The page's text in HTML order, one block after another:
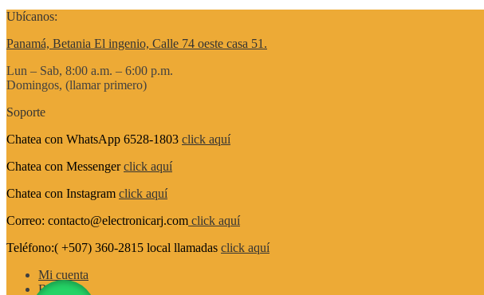
Ubícanos:
Panamá, Betania El ingenio, Calle 74 oeste casa 51.
Lun – Sab, 8:00 a.m. – 6:00 p.m.
Domingos, (llamar primero)
Soporte
Chatea con WhatsApp 6528-1803 click aquí
Chatea con Messengerclick aquí
Chatea con Instagram click aquí
Correo: contacto@electronicarj.com click aquí
Teléfono:( +507) 360-2815 local llamadas click aquí
Mi cuenta
Buscar